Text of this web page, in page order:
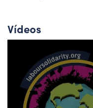
Vídeos